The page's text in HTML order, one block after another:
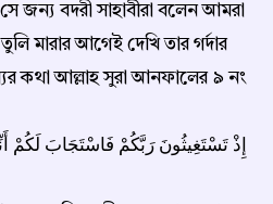
সে জন্য বদরী সাহাবীরা বলেন আমরা
মারার আগেই দেখি তার গর্দার
কথা আল্লাহ সুরা আনফালের ৯ নং
إِذْ تَسْتَغِيثُونَ رَبَّكُمْ فَاسْتَجَابَ لَكُمْ